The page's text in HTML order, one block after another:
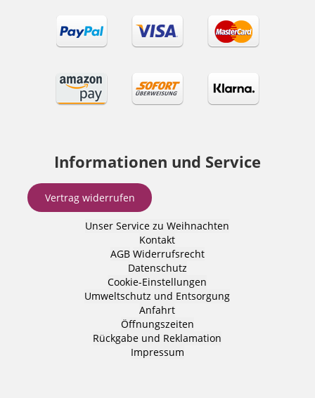
Informationen und Service
Vertrag widerrufen
Unser Service zu Weihnachten
Kontakt
AGB Widerrufsrecht
Datenschutz
Cookie-Einstellungen
Umweltschutz und Entsorgung
Anfahrt
Öffnungszeiten
Rückgabe und Reklamation
Impressum